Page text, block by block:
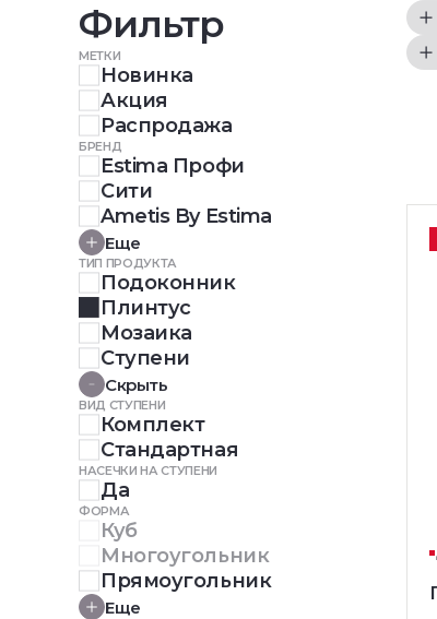
Фильтр
МЕТКИ
Новинка
Акция
Распродажа
БРЕНД
Estima Профи
Сити
Ametis By Estima
Еще
ТИП ПРОДУКТА
Подоконник
Плинтус
Мозаика
Ступени
Скрыть
ВИД СТУПЕНИ
Комплект
Стандартная
НАСЕЧКИ НА СТУПЕНИ
Да
ФОРМА
Куб
Многоугольник
Прямоугольник
Еще